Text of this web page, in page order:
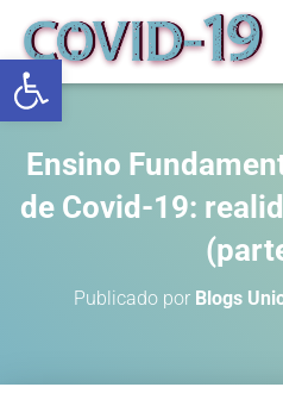
Abrir a barra de
Ensino
de Covid-19:
Publicado por Blogs